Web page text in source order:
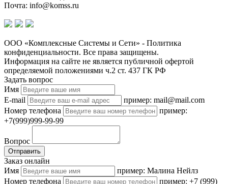
Почта: info@komss.ru
ООО «Комплексные Системы и Сети» - Политика
конфиденциальности. Все права защищены.
Информация на сайте не является публичной офертой
определяемой положениями ч.2 ст. 437 ГК РФ
Задать вопрос
Имя
E-mail
пример: mail@mail.com
Номер телефона
пример:
+7(999)999-99-99
Вопрос
Отправить
Заказ онлайн
Имя
пример: Малина Нейлз
Номер телефона
пример: +7 (999)